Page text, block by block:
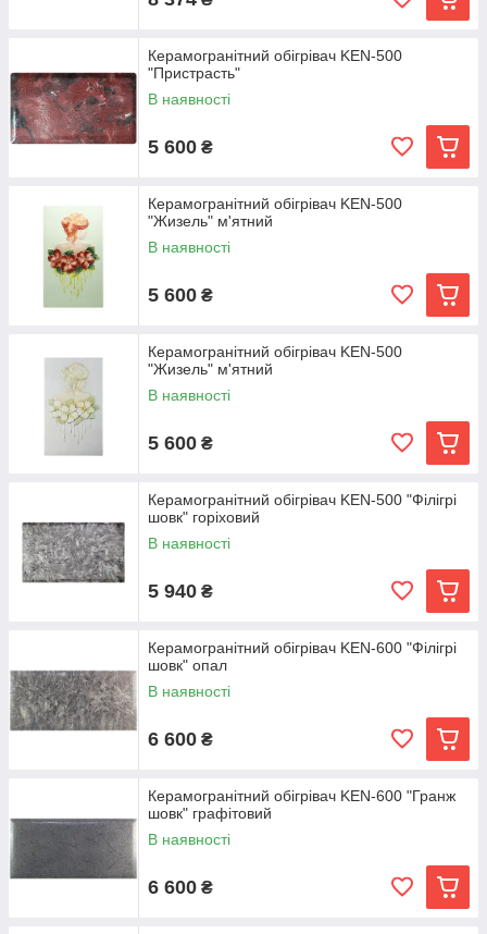
Керамогранітний обігрівач KEN-500
"Пристрасть"
В наявності
5 600 ₴
Керамогранітний обігрівач KEN-500
"Жизель" м'ятний
В наявності
5 600 ₴
Керамогранітний обігрівач KEN-500
"Жизель" м'ятний
В наявності
5 600 ₴
Керамогранітний обігрівач KEN-500 "Філігрі
шовк" горіховий
В наявності
5 940 ₴
Керамогранітний обігрівач KEN-600 "Філігрі
шовк" опал
В наявності
6 600 ₴
Керамогранітний обігрівач KEN-600 "Гранж
шовк" графітовий
В наявності
6 600 ₴